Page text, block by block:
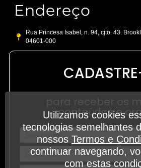
Endereço
Rua Princesa Isabel, n. 94, cjto. 43.
04601-000
para receber os
conteúdos e
Utilizamos cookies
tecnologias semelhantes
nossos Termos e
continuar navegando,
com estas